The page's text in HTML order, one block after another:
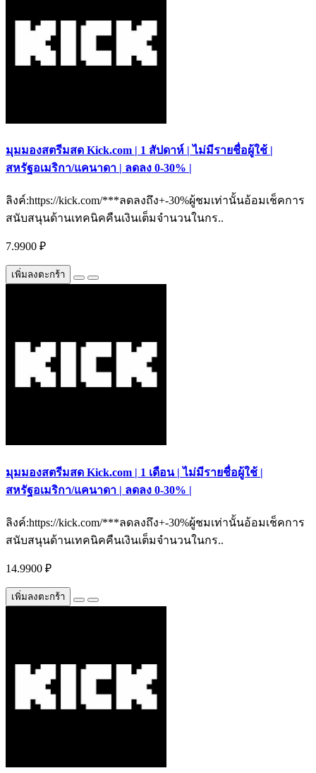
มุมมองสตรีมสด Kick.com | 1 สัปดาห์ | ไม่มีรายชื่อผู้ใช้ |
สหรัฐอเมริกา/แคนาดา | ลดลง 0-30% |
ลิงค์:https://kick.com/***ลดลงถึง+-30%ผู้ชมเท่านั้นอ้อมเช็คการ
สนับสนุนด้านเทคนิคคืนเงินเต็มจำนวนในกร..
7.9900 ₽
เพิ่มลงตะกร้า
มุมมองสตรีมสด Kick.com | 1 เดือน | ไม่มีรายชื่อผู้ใช้ |
สหรัฐอเมริกา/แคนาดา | ลดลง 0-30% |
ลิงค์:https://kick.com/***ลดลงถึง+-30%ผู้ชมเท่านั้นอ้อมเช็คการ
สนับสนุนด้านเทคนิคคืนเงินเต็มจำนวนในกร..
14.9900 ₽
เพิ่มลงตะกร้า